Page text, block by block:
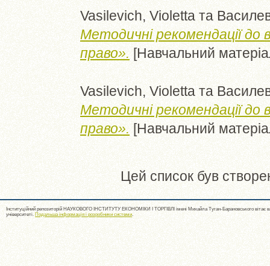
Vasilevich, Violetta та
Методичні рекомендації до
право». [Навчальний
Vasilevich, Violetta та
Методичні рекомендації до
право». [Навчальний
Цей список був
Інституційний репозиторій НАУКОВОГО ІНСТИТУТУ ЕКОНОМІКИ І ТОРГІВЛІ імені Михайла Туган-Барановського вітає
університеті. Подальша інформація і розробники системи